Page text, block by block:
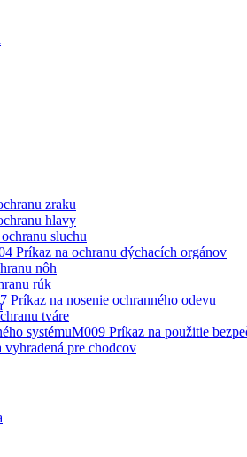
zraku
hlavy
sluchu
Príkaz na ochranu dýchacích orgánov
nôh
rúk
Príkaz na nosenie ochranného odevu
tváre
M009 Príkaz na použitie
vyhradená pre chodcov